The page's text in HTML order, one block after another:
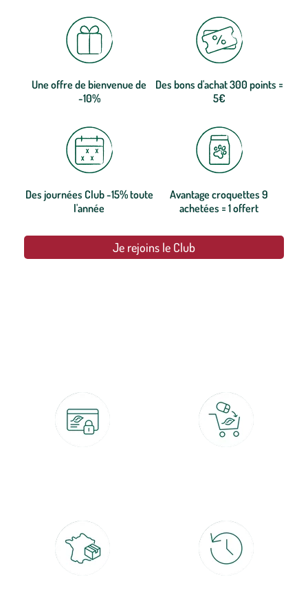
Une offre de bienvenue de
-10%
Des bons d'achat 300 points =
5€
Des journées Club -15% toute
l'année
Avantage croquettes 9
achetées = 1 offert
Je rejoins le Club